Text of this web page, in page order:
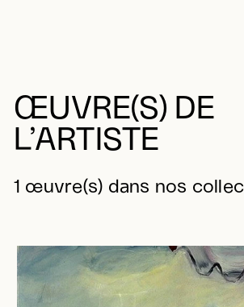
ŒUVRE(S) DE
L’ARTISTE
1 œuvre(s) dans nos